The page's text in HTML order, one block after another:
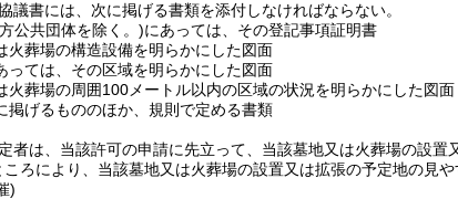
議書には、次に掲げる書類を添付しなければならない。
公共団体を除く。)にあっては、その登記事項証明書
火葬場の構造設備を明らかにした図面
っては、その区域を明らかにした図面
火葬場の周囲100メートル以内の区域の状況を明らかにした図面
掲げるもののほか、規則で定める書類
者は、当該許可の申請に先立って、当該墓地又は火葬場の設置
ろにより、当該墓地又は火葬場の設置又は拡張の予定地の見
)